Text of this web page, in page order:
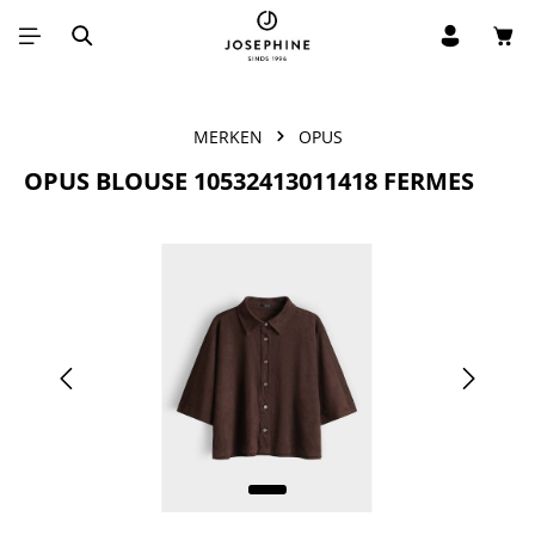
Ga naar de hoofdinhoud
MERKEN OPUS
OPUS BLOUSE 10532413011418 FERMES